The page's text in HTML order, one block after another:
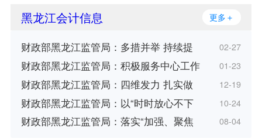
黑龙江会计信息 更多＋
财政部黑龙江监管局：多措并举 持续提 02-27
财政部黑龙江监管局：积极服务中心工作 01-23
财政部黑龙江监管局：四维发力 扎实做 12-19
财政部黑龙江监管局：以“时时放心不下 10-24
财政部黑龙江监管局：落实“加强、聚焦 08-04